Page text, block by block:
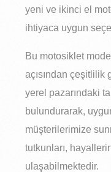
yeni ve ikinci el
ihtiyaca uygun
Bu motosiklet
açısından çeşitlilik
yerel pazarındaki
bulundurarak,
müşterilerimize
tutkunları,
ulaşabilmektedir.